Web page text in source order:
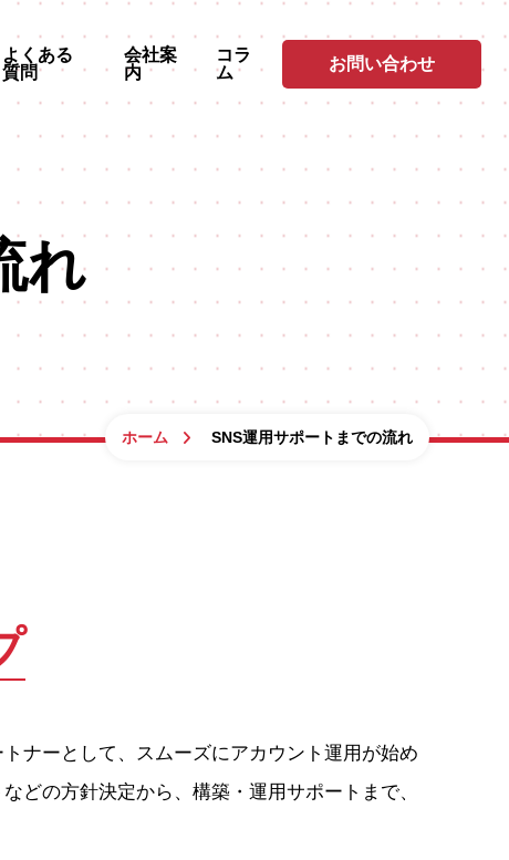
よくある
質問
会社案
内
コラ
ム
お問い合わせ
れ
ホーム SNS運用サポートまでの流れ
ナーとして、スムーズにアカウント運用が始め
どの方針決定から、構築・運用サポートまで、